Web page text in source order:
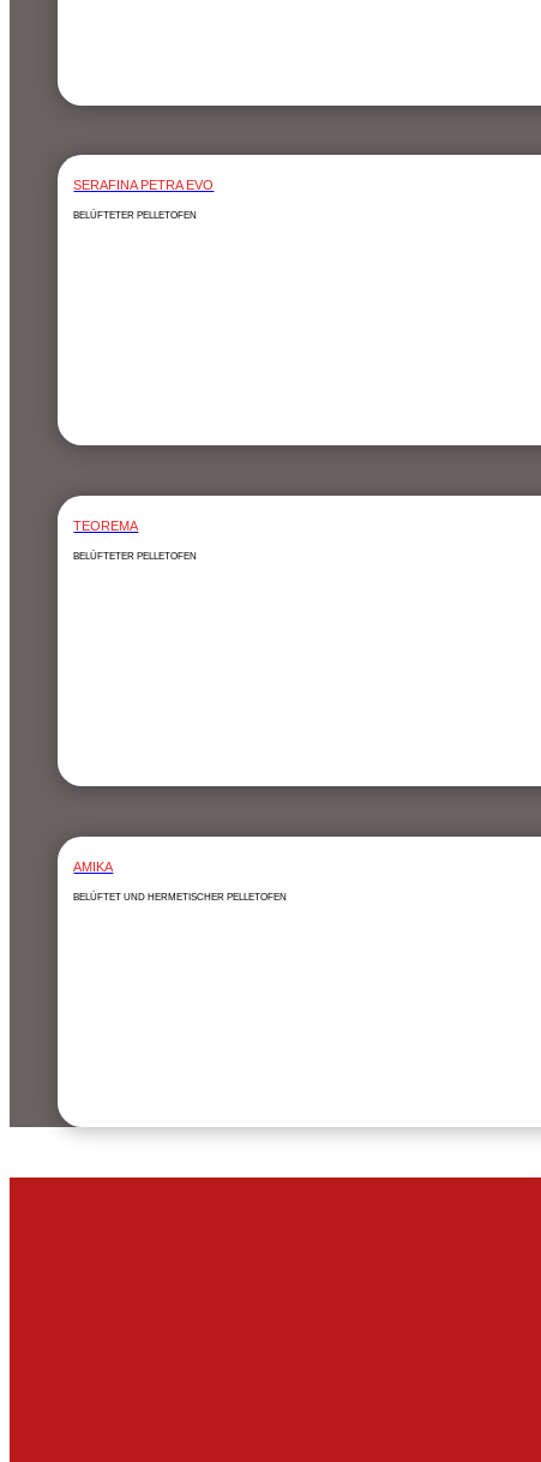
SERAFINA PETRA EVO
BELÜFTETER PELLETOFEN
TEOREMA
BELÜFTETER PELLETOFEN
AMIKA
BELÜFTET UND HERMETISCHER PELLETOFEN